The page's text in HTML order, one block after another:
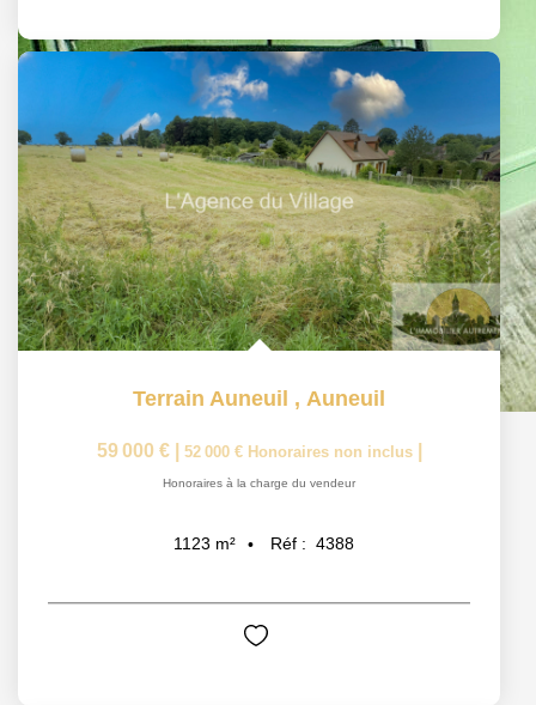
Terrain Auneuil , Auneuil
59 000 € 52 000 € Honoraires non inclus
Honoraires à la charge du vendeur
1123 m² Réf : 4388